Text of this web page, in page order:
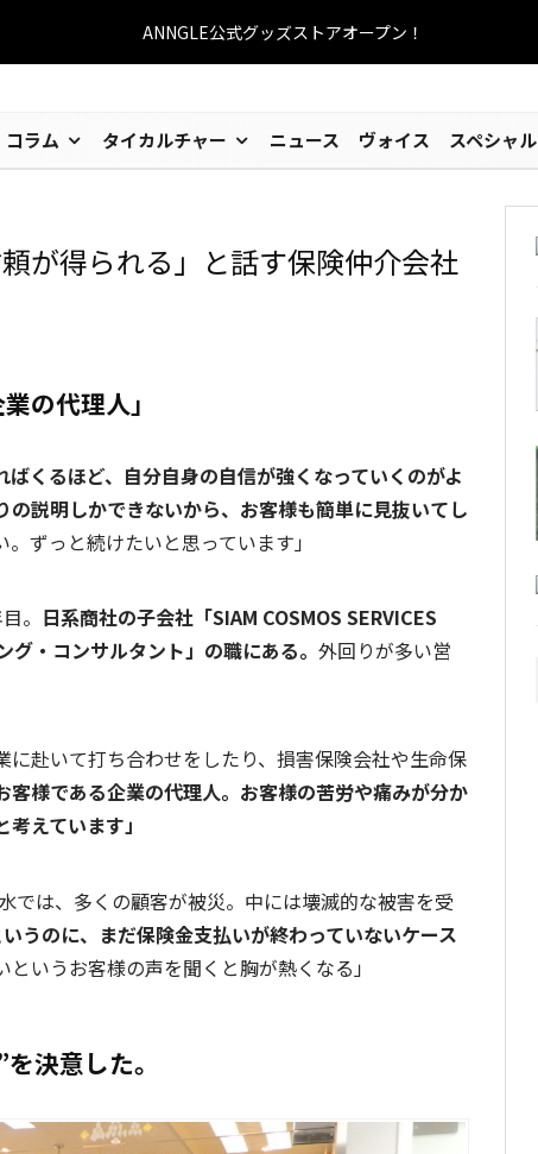
ANNGLE公式グッズストアオープン！
コラム タイカルチャー ニュース ヴォイス スペシャル
が得られる」と話す保険仲介会社
の代理人」
くるほど、自分自身の自信が強くなっていくのがよ
の説明しかできないから、お客様も簡単に見抜いてし
ずっと続けたいと思っています」
。 日系商社の子会社「SIAM COSMOS SERVICES
・コンサルタント」の職にある。 外回りが多い営
赴いて打ち合わせをしたり、損害保険会社や生命保
客様である企業の代理人。お客様の苦労や痛みが分か
えています」
では、多くの顧客が被災。中には壊滅的な被害を受
うのに、まだ保険金支払いが終わっていないケース
というお客様の声を聞くと胸が熱くなる」
決意した。